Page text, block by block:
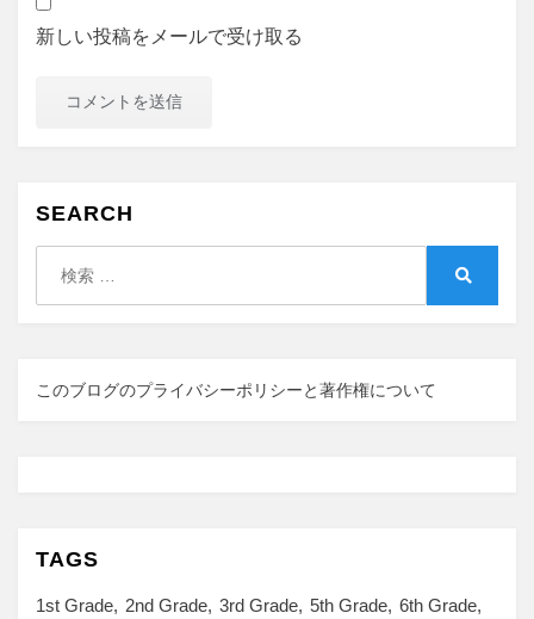
新しい投稿をメールで受け取る
SEARCH
このブログのプライバシーポリシーと著作権について
TAGS
1st Grade 2nd Grade 3rd Grade 5th Grade 6th Grade